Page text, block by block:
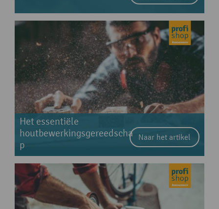
Het essentiële
houtbewerkingsgereedscha
p
Naar het artikel